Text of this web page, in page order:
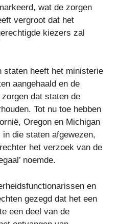
wat de zorgen
vergroot dat het
kiezers zal
staten heeft het ministerie
aangehaald en de
dat staten de
Tot nu toe hebben
Oregon en Michigan
die staten afgewezen,
het verzoek van de
noemde.
en
gezegd dat het een
een deel van de